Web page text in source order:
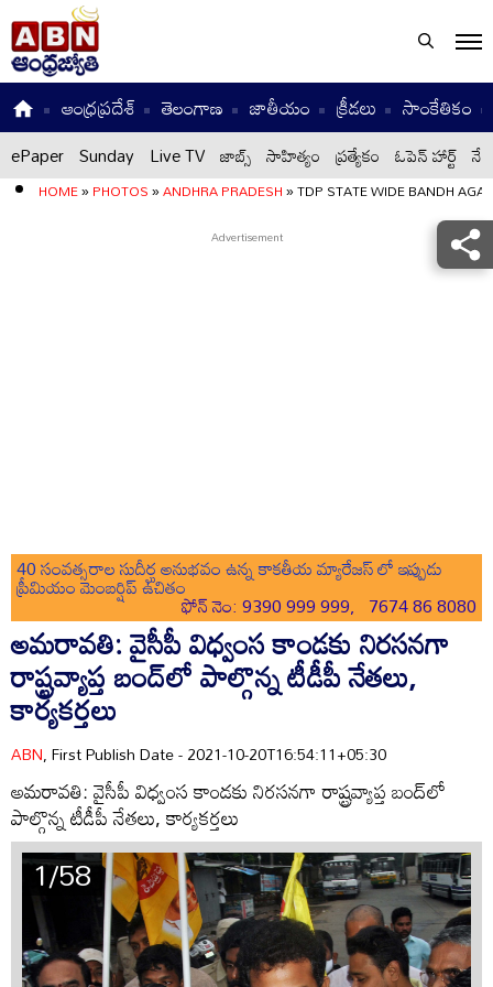
ఆంధ్రప్రదేశ్ తెలంగాణ జాతీయం క్రీడలు సాంకేతికం
ePaper Sunday Live TV జాబ్స్ సాహిత్యం ప్రత్యేకం ఓపెన్ హార్ట్
HOME»PHOTOS»ANDHRA PRADESH»TDP STATE WIDE BANDH
40 సంవత్సరాల సుదీర్ఘ అనుభవం ఉన్న కాకతీయ మ్యారేజస్ లో ఇప్పుడు
ప్రీమియం మెంబర్షిప్ ఉచితం
ఫోన్ నెం: 9390 999 999, 7674 86 8080
అమరావతి: వైసీపీ విధ్వంస కాండకు నిరసనగా
రాష్ట్రవ్యాప్త బంద్‌లో పాల్గొన్న టీడీపీ నేతలు,
కార్యకర్తలు
ABN, First Publish Date - 2021-10-20T16:54:11+05:30
అమరావతి: వైసీపీ విధ్వంస కాండకు నిరసనగా రాష్ట్రవ్యాప్త బంద్‌లో
పాల్గొన్న టీడీపీ నేతలు, కార్యకర్తలు
1/58